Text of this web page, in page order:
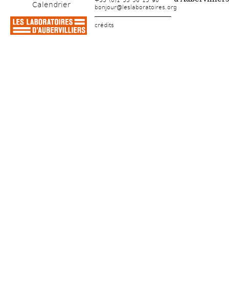
Calendrier
bonjour@leslaboratoires.org
crédits